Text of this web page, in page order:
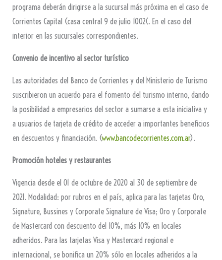
programa deberán dirigirse a la sucursal más próxima en el caso de
Corrientes Capital (casa central 9 de julio 1002(. En el caso del
interior en las sucursales correspondientes.
Convenio de incentivo al sector turístico
Las autoridades del Banco de Corrientes y del Ministerio de Turismo
suscribieron un acuerdo para el fomento del turismo interno, dando
la posibilidad a empresarios del sector a sumarse a esta iniciativa y
a usuarios de tarjeta de crédito de acceder a importantes beneficios
en descuentos y financiación. (www.bancodecorrientes.com.ar).
Promoción hoteles y restaurantes
Vigencia desde el 01 de octubre de 2020 al 30 de septiembre de
2021. Modalidad: por rubros en el país, aplica para las tarjetas Oro,
Signature, Bussines y Corporate Signature de Visa; Oro y Corporate
de Mastercard con descuento del 10%, más 10% en locales
adheridos. Para las tarjetas Visa y Mastercard regional e
internacional, se bonifica un 20% sólo en locales adheridos a la